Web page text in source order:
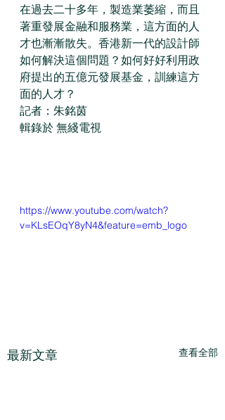
在過去二十多年，製造業萎縮，而且
著重發展金融和服務業，這方面的人
才也漸漸散失。香港新一代的設計師
如何解決這個問題？如何好好利用政
府提出的五億元發展基金，訓練這方
面的人才？
記者：朱銘茵
輯錄於 無綫電視
https://www.youtube.com/watch?
v=KLsEOqY8yN4&feature=emb_logo
最新文章 查看全部